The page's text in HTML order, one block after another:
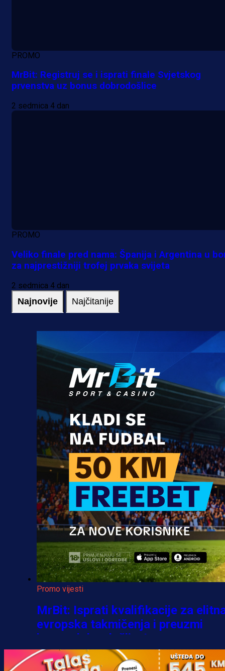
PROMO
MrBit: Registruj se i isprati finale Svjetskog
prvenstva uz bonus dobrodošlice
2 sedmica 4 dan
PROMO
Veliko finale pred nama: Španija i Argentina u
za najprestižniji trofej prvaka svijeta
2 sedmica 4 dan
Najnovije Najčitanije
Promo vijesti
MrBit: Isprati kvalifikacije za
evropska takmičenja i preuzmi
bonus dobrodošlice!
3 h 15 min